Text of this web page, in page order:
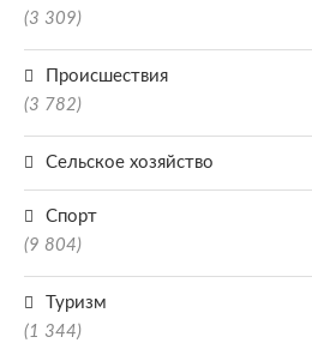
(3 309)
Происшествия
(3 782)
Сельское хозяйство
Спорт
(9 804)
Туризм
(1 344)